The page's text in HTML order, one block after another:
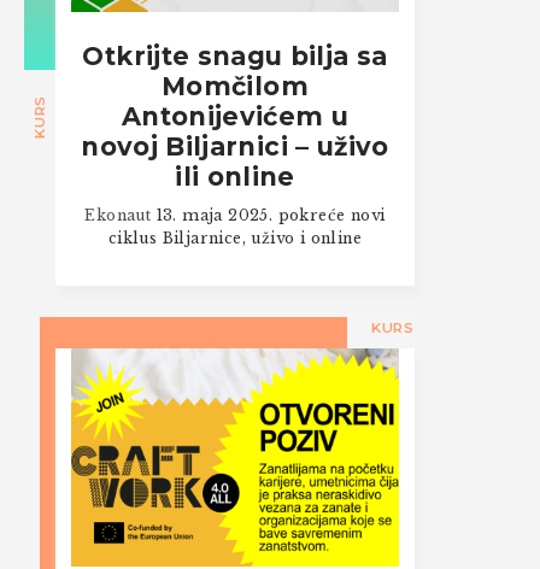
KURS
Otkrijte snagu bilja sa
Momčilom
Antonijevićem u
novoj Biljarnici – uživo
ili online
Ekonaut 13. maja 2025. pokreće novi
ciklus Biljarnice, uživo i online
KURS